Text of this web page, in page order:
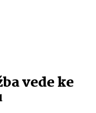
vede ke